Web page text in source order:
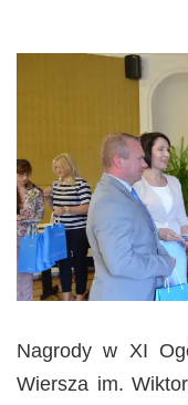
Nagrody w XI
Wiersza im.